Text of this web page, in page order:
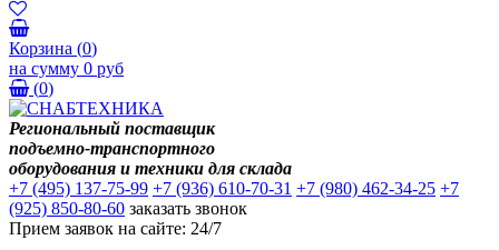
Корзина (0)
на сумму 0 руб
(0)
Региональный поставщик
подъемно-транспортного
оборудования и техники для склада
+7 (495) 137-75-99 +7 (936) 610-70-31 +7 (980) 462-34-25 +7
(925) 850-80-60 заказать звонок
Прием заявок на сайте: 24/7